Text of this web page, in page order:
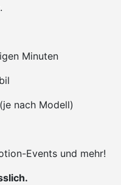
Minuten
nach Modell)
Events und mehr!